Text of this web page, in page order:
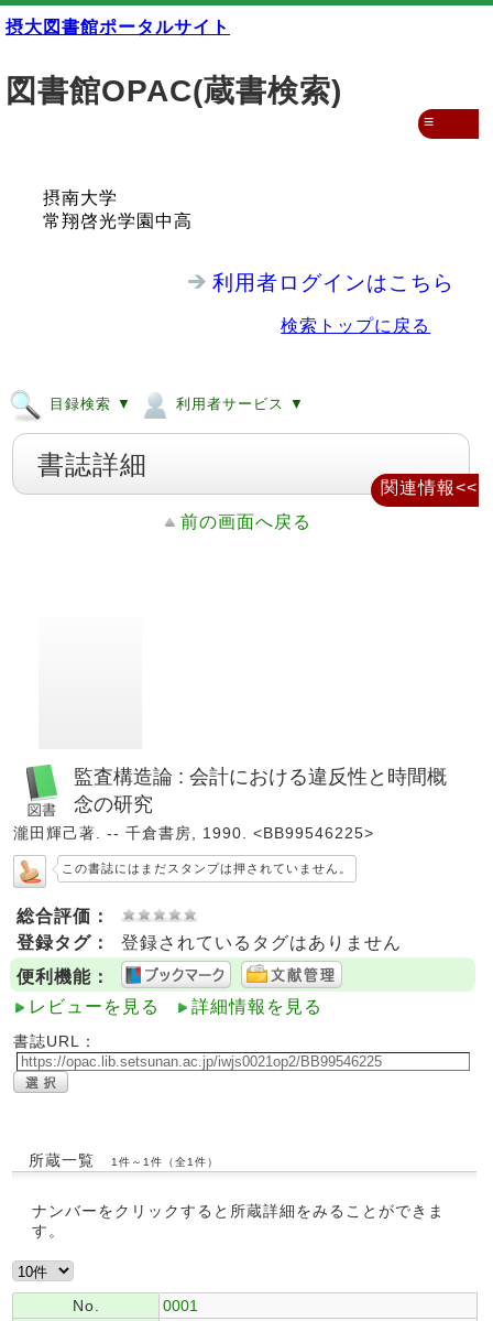
摂大図書館ポータルサイト
図書館OPAC(蔵書検索)
摂南大学
常翔啓光学園中高
利用者ログインはこちら
検索トップに戻る
目録検索 ▼ 利用者サービス ▼
≡
書誌詳細
前の画面へ戻る
監査構造論 : 会計における違反性と時間概
念の研究
瀧田輝己著. -- 千倉書房, 1990. <BB99546225>
この書誌にはまだスタンプは押されていません。
総合評価：
登録タグ：
登録されているタグはありません
便利機能：
レビューを見る
詳細情報を見る
書誌URL：
所蔵一覧 1件～1件（全1件）
ナンバーをクリックすると所蔵詳細をみることができま
す。
No.
0001
関連情報<<